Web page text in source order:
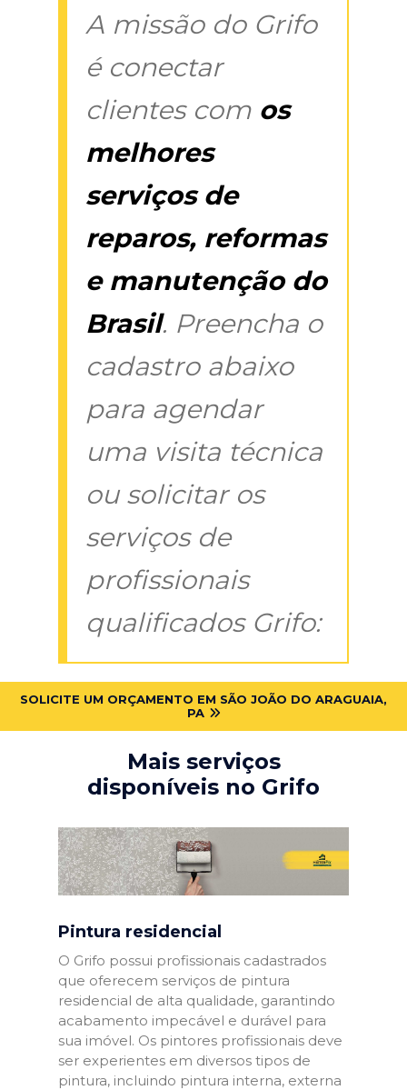
A missão do Grifo
é conectar
clientes com os
melhores
serviços de
reparos, reformas
e manutenção do
Brasil. Preencha o
cadastro abaixo
para agendar
uma visita técnica
ou solicitar os
serviços de
profissionais
qualificados Grifo:
SOLICITE UM ORÇAMENTO EM SÃO JOÃO DO ARAGUAIA,
PA
Mais serviços
disponíveis no Grifo
Pintura residencial
O Grifo possui profissionais cadastrados
que oferecem serviços de pintura
residencial de alta qualidade, garantindo
acabamento impecável e durável para
sua imóvel. Os pintores profissionais deve
ser experientes em diversos tipos de
pintura, incluindo pintura interna, externa